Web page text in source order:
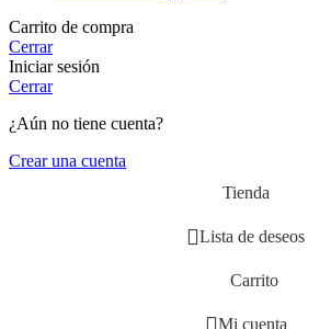
Carrito de compra
Cerrar
Iniciar sesión
Cerrar
¿Aún no tiene cuenta?
Crear una cuenta
Tienda
Lista de deseos
Carrito
Mi cuenta